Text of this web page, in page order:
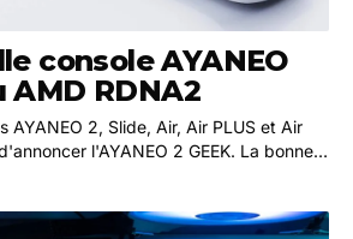
console AYANEO
RDNA2
AYANEO 2, Slide, Air, Air PLUS et Air
l'AYANEO 2 GEEK. La bonne